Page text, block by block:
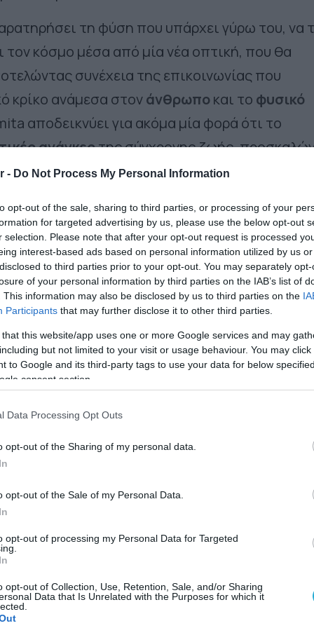
- Do Not Process My Personal Information
opt-out of the sale, sharing to third parties, or processing of your
for targeted advertising by us, please use the below opt-out
selection. Please note that after your opt-out request is processed
interest-based ads based on personal information utilized by us
to third parties prior to your opt-out. You may separately
of your personal information by third parties on the IAB’s list of
This information may also be disclosed by us to third parties on the
Participants that may further disclose it to other third parties.
that this website/app uses one or more Google services and may
but not limited to your visit or usage behaviour. You may
to Google and its third-party tags to use your data for below
consent section.
Data Processing Opt Outs
opt-out of the Sharing of my personal data.
opt-out of the Sale of my Personal Data.
opt-out of processing my Personal Data for Targeted
opt-out of Collection, Use, Retention, Sale, and/or Sharing
Data that Is Unrelated with the Purposes for which it
τη φύση που υπάρχει γύρω του, να
τον κόσμο μέσα από μία νέα οπτική, που θα
συνέχεια της επικοινωνίας που
κρίκο ανάμεσα στονάνθρωποκαι το φυσικό
αποδεικνύει για ακόμα μία φορά ότι το
ανάγκεςτης σύγχρονης ζωής,
τις ευεργετικές ιδιότητές της.
αναδεικνύει στοιχεία της φύσης, τόσο
τα οποία ερχόμαστε σε καθημερινή
πρωταγωνιστεί ολόκληρο το εύρος της
Amita:Amita, Amita Free και Amita
μας χυμός είναι δίπλα μας κάθε στιγμή της
στην ελληνική αγορά, η Amita
ουσιαστικά με τους καταναλωτές,
με φυσική απόλαυση, γεύση και ενέργεια.
με στόχο να καλύπτει τις σύγχρονες
έναν καλύτερο, πιο υγιή τρόπο ζωής.
Newsκαι μάθετε πρώτοι όλες τις